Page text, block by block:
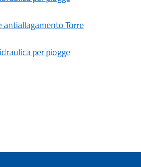
Torre
per piogge